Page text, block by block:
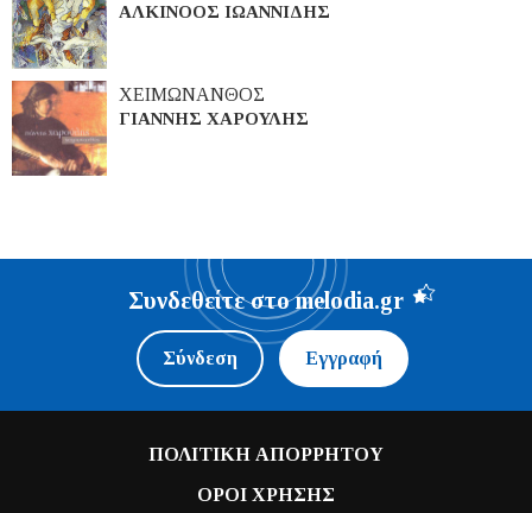
ΑΛΚΙΝΟΟΣ ΙΩΑΝΝΙΔΗΣ
ΧΕΙΜΩΝΑΝΘΟΣ
ΓΙΑΝΝΗΣ ΧΑΡΟΥΛΗΣ
Συνδεθείτε στο melodia.gr
Σύνδεση Εγγραφή
ΠΟΛΙΤΙΚΗ ΑΠΟΡΡΗΤΟΥ
ΟΡΟΙ ΧΡΗΣΗΣ